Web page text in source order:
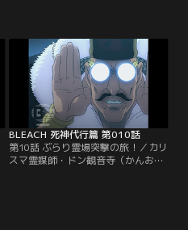
が待っていた。「おふくろは死んだ
のではなく殺された」と聞かされた
ルキアは、霊力の強い一護を狙った
ホロウが真咲を殺したのではないか
と話す。それは一護の触れられたく
ない傷だった。【提供：バンダイチ
ャンネル】
BLEACH 死神代行篇 第010話
第10話 ぶらり霊場突撃の旅！／カリ
スマ霊媒師・ドン観音寺（かんおん